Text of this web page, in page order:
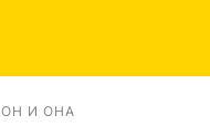
ОН И ОНА